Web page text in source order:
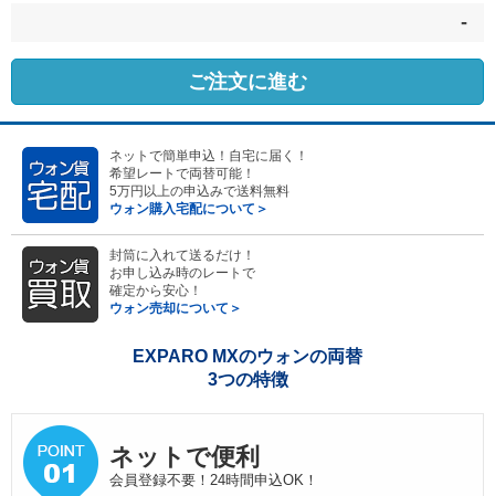
-
ご注文に進む
ネットで簡単申込！自宅に届く！
希望レートで両替可能！
5万円以上の申込みで送料無料
ウォン購入宅配について＞
封筒に入れて送るだけ！
お申し込み時のレートで
確定から安心！
ウォン売却について＞
EXPARO MXのウォンの両替
3つの特徴
ネットで便利
会員登録不要！24時間申込OK！